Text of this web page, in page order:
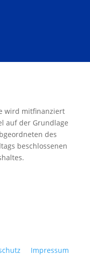
wird mitfinanziert
auf der Grundlage
des
beschlossenen
Impressum